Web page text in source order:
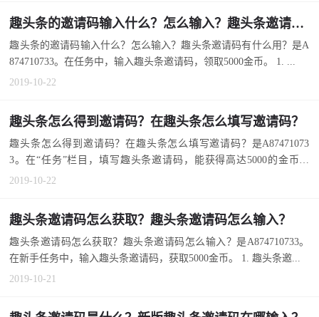
趣头条的邀请码输入什么？怎么输入？趣头条邀请码有什么用？
趣头条的邀请码输入什么？怎么输入？趣头条邀请码有什么用？是A
874710733。在任务中，输入趣头条邀请码，领取5000金币。 1. ...
2019-10-22
趣头条怎么得到邀请码？在趣头条怎么填写邀请码？
趣头条怎么得到邀请码？在趣头条怎么填写邀请码？是A87471073
3。在“任务”栏目，填写趣头条邀请码，能获得高达5000的金币。
1....
2019-10-22
趣头条邀请码怎么获取？趣头条邀请码怎么输入？
趣头条邀请码怎么获取？趣头条邀请码怎么输入？是A874710733。
在新手任务中，输入趣头条邀请码，获取5000金币。 1. 趣头条邀...
2019-10-21